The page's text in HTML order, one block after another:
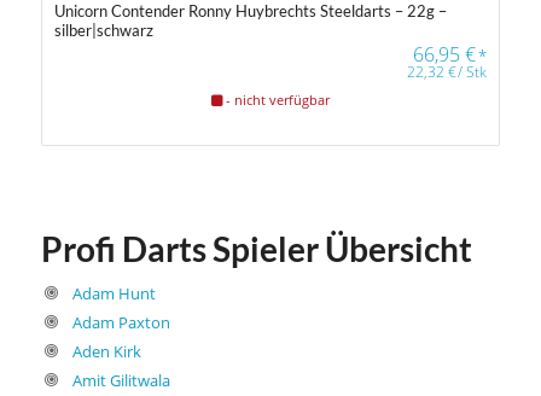
Unicorn Contender Ronny Huybrechts Steeldarts – 22g –
silber|schwarz
66,95€*
22,32€/Stk
- nicht verfügbar
Profi Darts Spieler Übersicht
Adam Hunt
Adam Paxton
Aden Kirk
Amit Gilitwala